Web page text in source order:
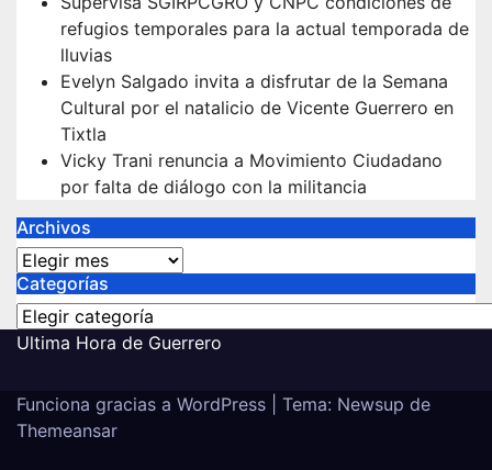
refugios temporales para la actual temporada de
lluvias
Evelyn Salgado invita a disfrutar de la Semana
Cultural por el natalicio de Vicente Guerrero en
Tixtla
Vicky Trani renuncia a Movimiento Ciudadano
por falta de diálogo con la militancia
Archivos
Archivos
Categorías
Categorías
Ultima Hora de Guerrero
Funciona gracias a WordPress Tema: Newsup de
Themeansar